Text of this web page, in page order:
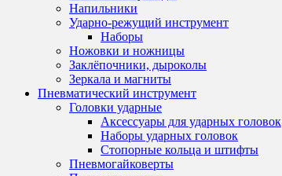
Напильники
Ударно-режущий инструмент
Наборы
Ножовки и ножницы
Заклёпочники, дыроколы
Зеркала и магниты
Пневматический инструмент
Головки ударные
Аксессуары для ударных головок
Наборы ударных головок
Стопорные кольца и штифты
Пневмогайковерты